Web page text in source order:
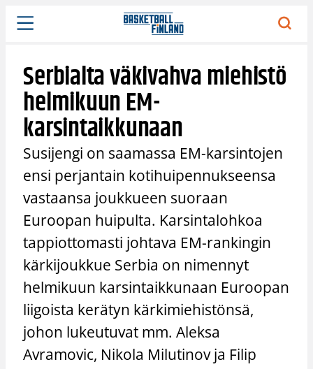
Siirry
sisältöön
Serbialta väkivahva miehistö
helmikuun EM-
karsintaikkunaan
Susijengi on saamassa EM-karsintojen
ensi perjantain kotihuipennukseensa
vastaansa joukkueen suoraan
Euroopan huipulta. Karsintalohkoa
tappiottomasti johtava EM-rankingin
kärkijoukkue Serbia on nimennyt
helmikuun karsintaikkunaan Euroopan
liigoista kerätyn kärkimiehistönsä,
johon lukeutuvat mm. Aleksa
Avramovic, Nikola Milutinov ja Filip